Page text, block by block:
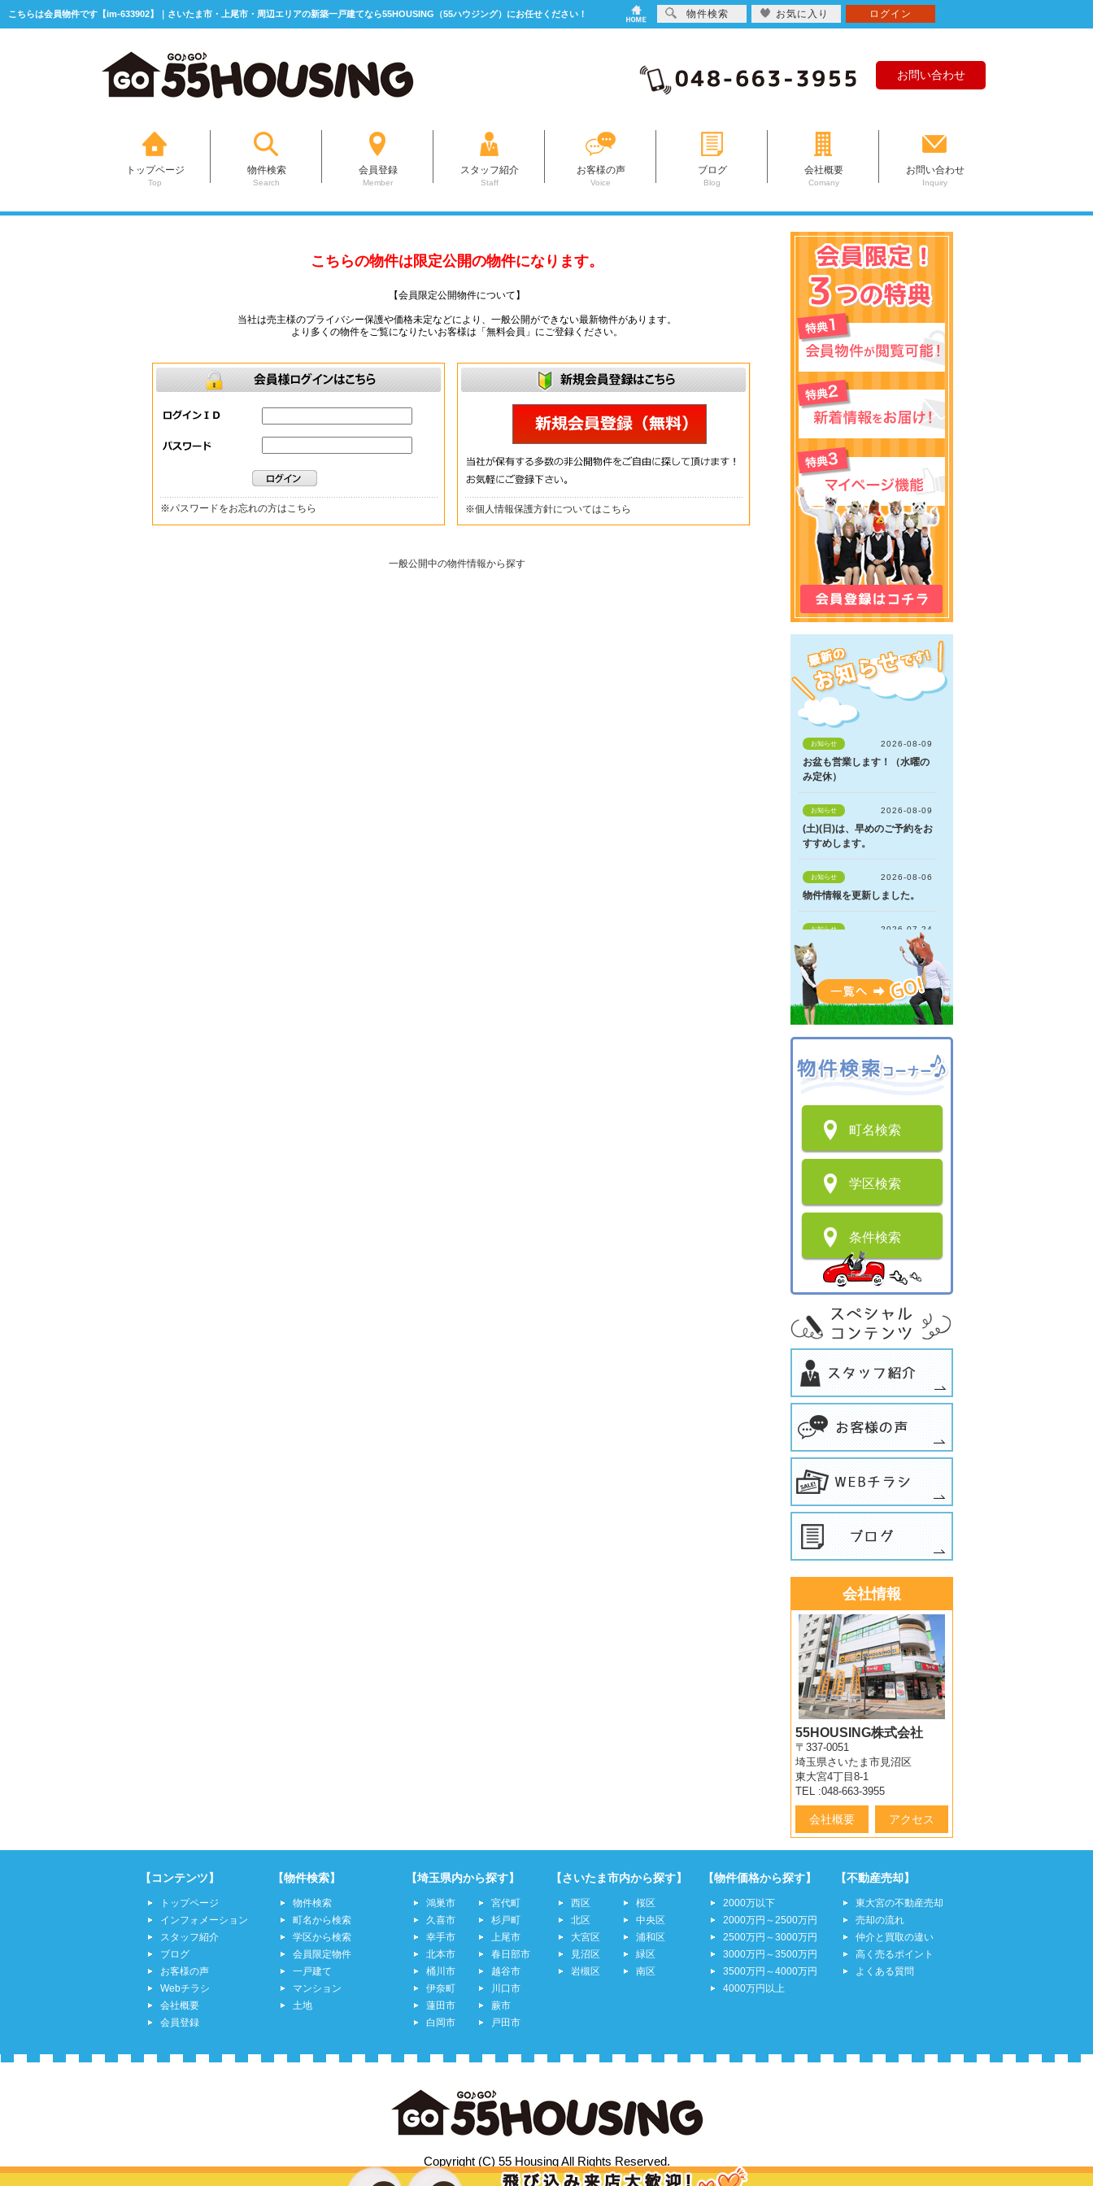
こちらは会員物件です【im-633902】｜さいたま市・上尾市・周辺エリアの新築一戸建てなら55HOUSING（55ハウジング）にお任せください！
お問い合わせ
トップページ
Top
物件検索
Search
会員登録
Member
スタッフ紹介
Staff
お客様の声
Voice
ブログ
Blog
会社概要
Comany
お問い合わせ
Inquiry
こちらの物件は限定公開の物件になります。
【会員限定公開物件について】
当社は売主様のプライバシー保護や価格未定などにより、一般公開ができない最新物件があります。
より多くの物件をご覧になりたいお客様は「無料会員」にご登録ください。
※パスワードをお忘れの方はこちら ※個人情報保護方針についてはこちら
一般公開中の物件情報から探す
町名検索
学区検索
条件検索
会社情報
55HOUSING株式会社
〒337-0051
埼玉県さいたま市見沼区
東大宮4丁目8-1
TEL :048-663-3955
会社概要 アクセス
【コンテンツ】
トップページ
インフォメーション
スタッフ紹介
ブログ
お客様の声
Webチラシ
会社概要
会員登録
【物件検索】
物件検索
町名から検索
学区から検索
会員限定物件
一戸建て
マンション
土地
【埼玉県内から探す】
鴻巣市
久喜市
幸手市
北本市
桶川市
伊奈町
蓮田市
白岡市
宮代町
杉戸町
上尾市
春日部市
越谷市
川口市
蕨市
戸田市
【さいたま市内から探す】
西区
北区
大宮区
見沼区
岩槻区
桜区
中央区
浦和区
緑区
南区
【物件価格から探す】
2000万以下
2000万円～2500万円
2500万円～3000万円
3000万円～3500万円
3500万円～4000万円
4000万円以上
【不動産売却】
東大宮の不動産売却
売却の流れ
仲介と買取の違い
高く売るポイント
よくある質問
Copyright (C) 55 Housing All Rights Reserved.
物件検索 お気に入り ログイン